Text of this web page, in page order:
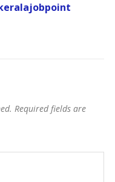
Required fields are